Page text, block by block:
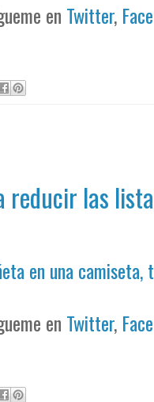
en Twitter,
reducir las
en una camiseta,
en Twitter,